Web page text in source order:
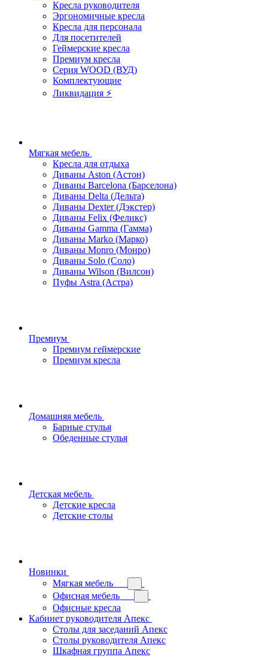
Кресла руководителя
Эргономичные кресла
Кресла для персонала
Для посетителей
Геймерские кресла
Премиум кресла
Серия WOOD (ВУД)
Комплектующие
Ликвидация ⚡
Мягкая мебель
Кресла для отдыха
Диваны Aston (Астон)
Диваны Barcelona (Барселона)
Диваны Delta (Дельта)
Диваны Dexter (Дэкстер)
Диваны Felix (Феликс)
Диваны Gamma (Гамма)
Диваны Marko (Марко)
Диваны Monro (Монро)
Диваны Solo (Соло)
Диваны Wilson (Вилсон)
Пуфы Astra (Астра)
Премиум
Премиум геймерские
Премиум кресла
Домашняя мебель
Барные стулья
Обеденные стулья
Детская мебель
Детские кресла
Детские столы
Новинки
Мягкая мебель
Офисная мебель
Офисные кресла
Кабинет руководителя Апекс
Столы для заседаний Апекс
Столы руководителя Апекс
Шкафная группа Апекс